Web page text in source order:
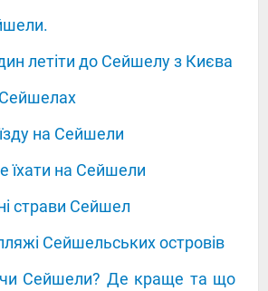
летіти до Сейшелу з Києва
на Сейшели
їхати на Сейшели
страви Сейшел
Сейшельських островів
Сейшели? Де краще та що